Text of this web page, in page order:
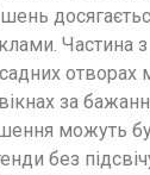
Частина
отворах
за
можуть
без